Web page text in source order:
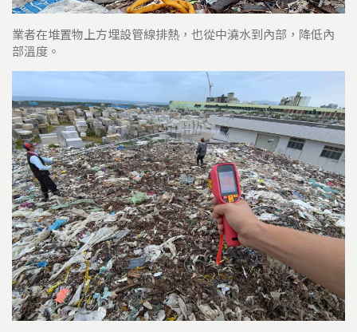
業者在堆置物上方埋設管線排熱，也從中澆水到內部，降低內
部溫度。